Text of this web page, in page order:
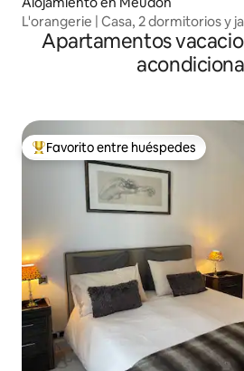
L'orangerie | Casa, 2 dormitorios y
Apartamentos
Favorito entre huéspedes preferido
Favorito entre huéspedes